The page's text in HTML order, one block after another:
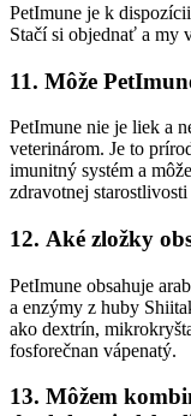
PetImune je k
Stačí si objednať a my
11. Môže
PetImune nie je liek a
veterinárom. Je to
imunitný systém a
zdravotnej starostlivosti
12. Aké zložky
PetImune obsahuje
a enzýmy z huby
ako dextrín,
fosforečnan vápenatý.
13. Môžem